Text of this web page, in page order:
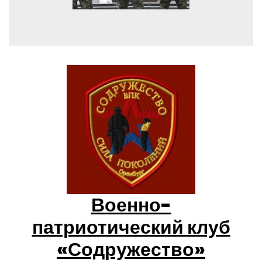
Военно-
патриотический клуб
«Содружество»